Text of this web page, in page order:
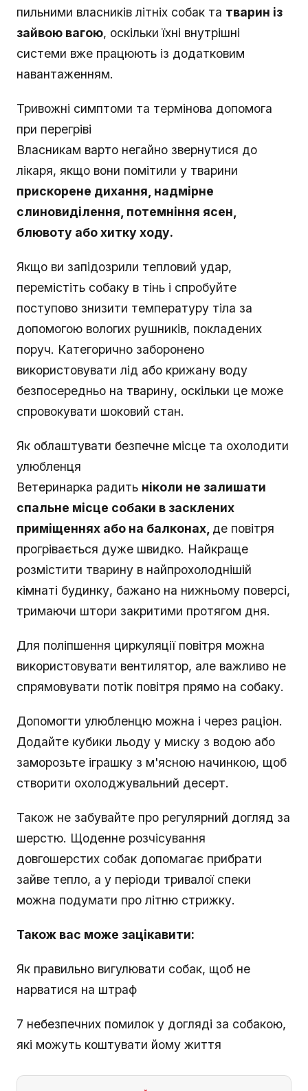
пильними власників літніх собак та тварин із
зайвою вагою, оскільки їхні внутрішні
системи вже працюють із додатковим
навантаженням.
Тривожні симптоми та термінова допомога
при перегріві
Власникам варто негайно звернутися до
лікаря, якщо вони помітили у тварини
прискорене дихання, надмірне
слиновиділення, потемніння ясен,
блювоту або хитку ходу.
Якщо ви запідозрили тепловий удар,
перемістіть собаку в тінь і спробуйте
поступово знизити температуру тіла за
допомогою вологих рушників, покладених
поруч. Категорично заборонено
використовувати лід або крижану воду
безпосередньо на тварину, оскільки це може
спровокувати шоковий стан.
Як облаштувати безпечне місце та охолодити
улюбленця
Ветеринарка радить ніколи не залишати
спальне місце собаки в засклених
приміщеннях або на балконах, де повітря
прогрівається дуже швидко. Найкраще
розмістити тварину в найпрохолоднішій
кімнаті будинку, бажано на нижньому поверсі,
тримаючи штори закритими протягом дня.
Для поліпшення циркуляції повітря можна
використовувати вентилятор, але важливо не
спрямовувати потік повітря прямо на собаку.
Допомогти улюбленцю можна і через раціон.
Додайте кубики льоду у миску з водою або
заморозьте іграшку з м'ясною начинкою, щоб
створити охолоджувальний десерт.
Також не забувайте про регулярний догляд за
шерстю. Щоденне розчісування
довгошерстих собак допомагає прибрати
зайве тепло, а у періоди тривалої спеки
можна подумати про літню стрижку.
Також вас може зацікавити:
Як правильно вигулювати собак, щоб не
нарватися на штраф
7 небезпечних помилок у догляді за собакою,
які можуть коштувати йому життя